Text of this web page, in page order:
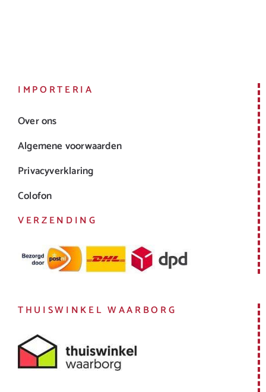
IMPORTERIA
Over ons
Algemene voorwaarden
Privacyverklaring
Colofon
VERZENDING
THUISWINKEL WAARBORG